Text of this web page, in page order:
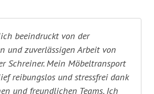
beeindruckt von der
und zuverlässigen Arbeit von
Schreiner. Mein Möbeltransport
reibungslos und stressfrei dank
und freundlichen Teams. Ich